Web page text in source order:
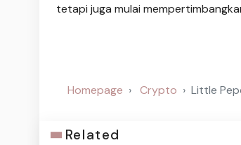
tetapi juga mulai
Homepage Crypto Little
Related